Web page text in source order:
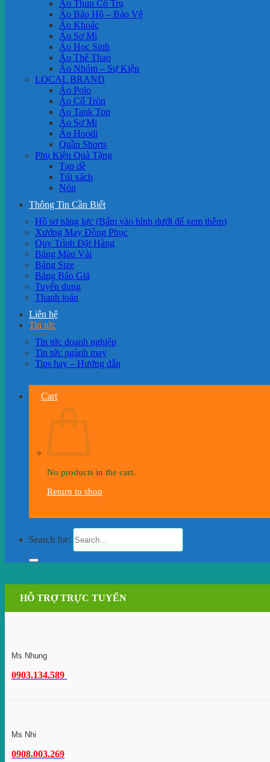
Áo Thun Cổ Trụ
Áo Bảo Hộ – Bảo Vệ
Áo Khoác
Áo Sơ Mi
Áo Học Sinh
Áo Thể Thao
Áo Nhóm – Sự Kiện
LOCAL BRAND
Áo Polo
Áo Cổ Tròn
Áo Tank Top
Áo Sơ Mi
Áo Hoodi
Quần Shorts
Phụ Kiện Quà Tặng
Tạp dề
Túi xách
Nón
Thông Tin Cần Biết
Hồ sơ năng lực (Bấm vào hình dưới để xem thêm)
Xưởng May Đồng Phục
Quy Trình Đặt Hàng
Bảng Màu Vải
Bảng Size
Bảng Báo Giá
Tuyển dụng
Thanh toán
Liên hệ
Tin tức
Tin tức doanh nghiệp
Tin tức ngành may
Tips hay – Hướng dẫn
Cart
No products in the cart.
Return to shop
Search for:
HỖ TRỢ TRỰC TUYẾN
Ms Nhung
0903.134.589
Ms Nhi
0908.003.269